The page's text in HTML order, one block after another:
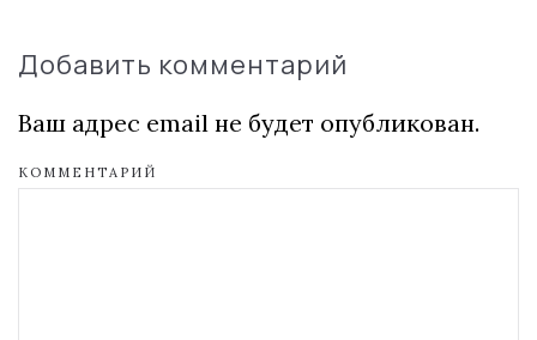
Добавить комментарий
Ваш адрес email не будет опубликован.
КОММЕНТАРИЙ